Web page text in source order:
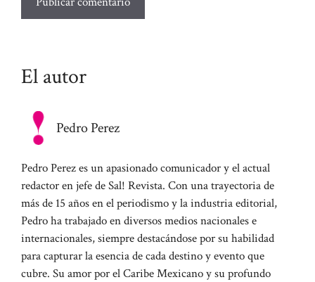
El autor
Pedro Perez
Pedro Perez es un apasionado comunicador y el actual
redactor en jefe de Sal! Revista. Con una trayectoria de
más de 15 años en el periodismo y la industria editorial,
Pedro ha trabajado en diversos medios nacionales e
internacionales, siempre destacándose por su habilidad
para capturar la esencia de cada destino y evento que
cubre. Su amor por el Caribe Mexicano y su profundo